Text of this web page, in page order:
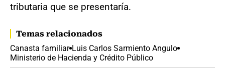
tributaria que se presentaría.
Temas relacionados
Canasta familiar Luis Carlos Sarmiento Angulo
Ministerio de Hacienda y Crédito Público